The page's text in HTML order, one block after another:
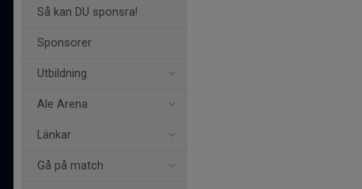
Så kan DU sponsra!
Sponsorer
Utbildning
Ale Arena
Länkar
Gå på match